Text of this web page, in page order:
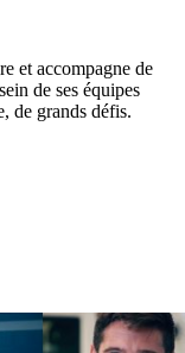
et accompagne de
de ses équipes
de grands défis.